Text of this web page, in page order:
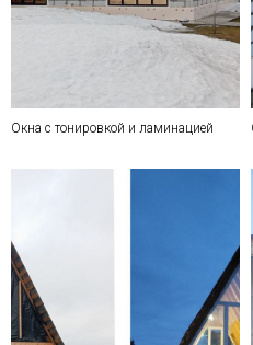
Окна с тонировкой и ламинацией